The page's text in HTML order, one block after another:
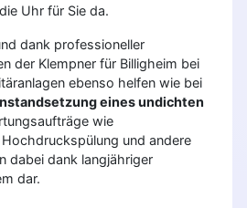
Uhr für Sie da.
dank professioneller
der Klempner für Billigheim bei
ebenso helfen wie bei
eines undichten
wie
und andere
dabei dank langjähriger
dar.